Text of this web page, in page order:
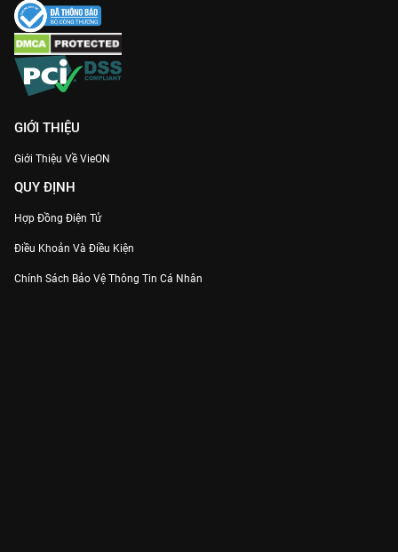
GIỚI THIỆU
Giới Thiệu Về VieON
QUY ĐỊNH
Hợp Đồng Điện Tử
Điều Khoản Và Điều Kiện
Chính Sách Bảo Vệ Thông Tin Cá Nhân